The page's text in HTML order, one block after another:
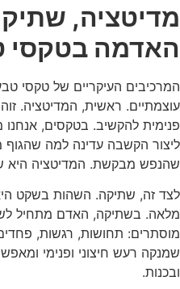
מדיטציה,
האדמה בטקסי
המרכיבים העיקריים של טקסי
עוצמתיים. ראשית, המדיטציה.
פנימית להקשיב. בטקסים,
ליצור הקשבה עדינה למה
שהנפש מבקשת. המדיטציה היא
לצד זה, שתיקה. השהות בשקט
מלאה. בשתיקה, האדם מתחיל
מוסתרים: תחושות, רגשות,
שמנקה רעש חיצוני ופנימי
ובכנות.